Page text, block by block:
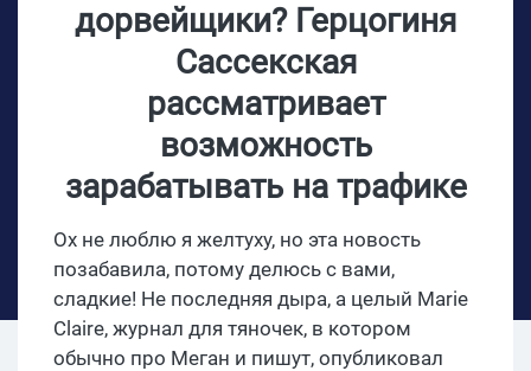
дорвейщики? Герцогиня
Сассекская
рассматривает
возможность
зарабатывать на трафике
Ох не люблю я желтуху, но эта новость
позабавила, потому делюсь с вами,
сладкие! Не последняя дыра, а целый Marie
Claire, журнал для тяночек, в котором
обычно про Меган и пишут, опубликовал